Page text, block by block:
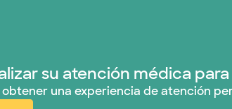
su atención médica
una experiencia de atención